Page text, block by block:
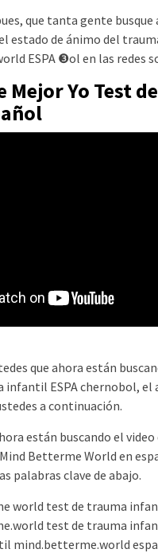
que tanta gente busque
estado de ánimo del
ESPA ❸ol en las redes
Mejor Yo Test
que ahora están
infantil ESPA chernobol,
a continuación.
están buscando el video
Betterme World en
palabras clave de abajo.
world test de trauma
test de trauma
mind.betterme.world